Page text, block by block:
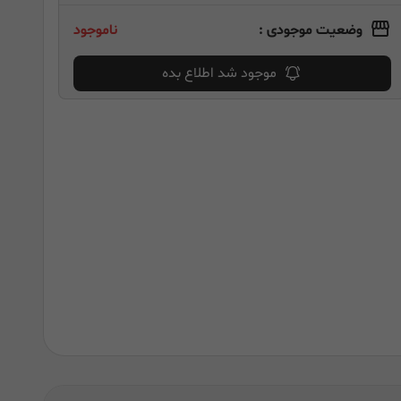
وضعیت موجودی : ناموجود
موجود شد اطلاع بده